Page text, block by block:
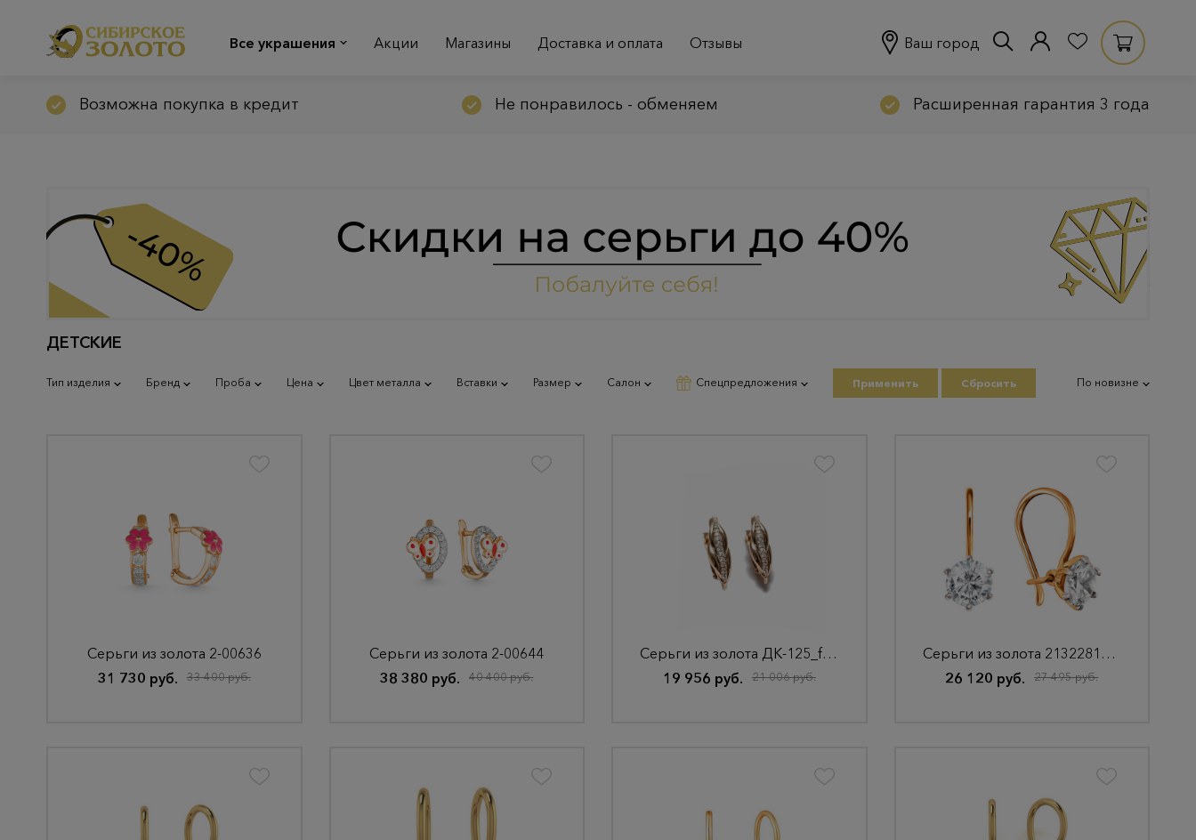
Все украшения Акции Магазины Доставка и оплата Отзывы Ваш город
Возможна покупка в кредит Не понравилось - обменяем Расширенная гарантия 3 года
ДЕТСКИЕ
Тип изделия Бренд Проба Цена Цвет металла Вставки Размер Салон Спецпредложения Применить Сбросить По новизне
Серьги из золота 2-00636
31 730 руб.
33 400 руб.
Серьги из золота 2-00644
38 380 руб.
40 400 руб.
Серьги из золота ДК-125_f-201
19 956 руб.
21 006 руб.
Серьги из золота 2132281010
26 120 руб.
27 495 руб.